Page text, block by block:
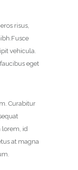
risus,
vehicula.
eget
Curabitur
lorem, id
at magna